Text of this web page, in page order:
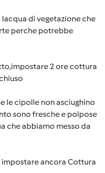
di vegetazione che
perche potrebbe
2 ore cottura
le cipolle non asciughino
sono fresche e polpose
che abbiamo messo da
ancora Cottura